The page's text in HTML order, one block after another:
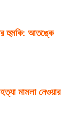
হুমকি: আতঙ্কে
মামলা নেওয়ার